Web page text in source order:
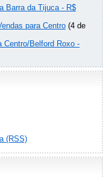
Barra da Tijuca - R$
para Centro (4 de
Centro/Belford Roxo -
(RSS)